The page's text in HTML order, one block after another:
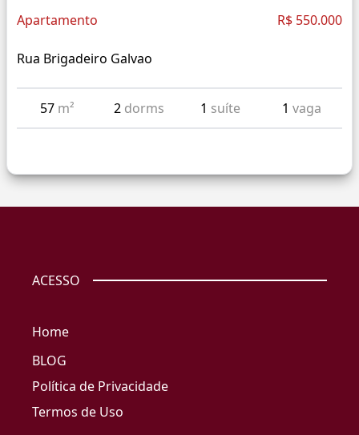
Apartamento R$ 550.000
Rua Brigadeiro Galvao
57 m² 2 dorms 1 suíte 1 vaga
ACESSO
Home
BLOG
Política de Privacidade
Termos de Uso